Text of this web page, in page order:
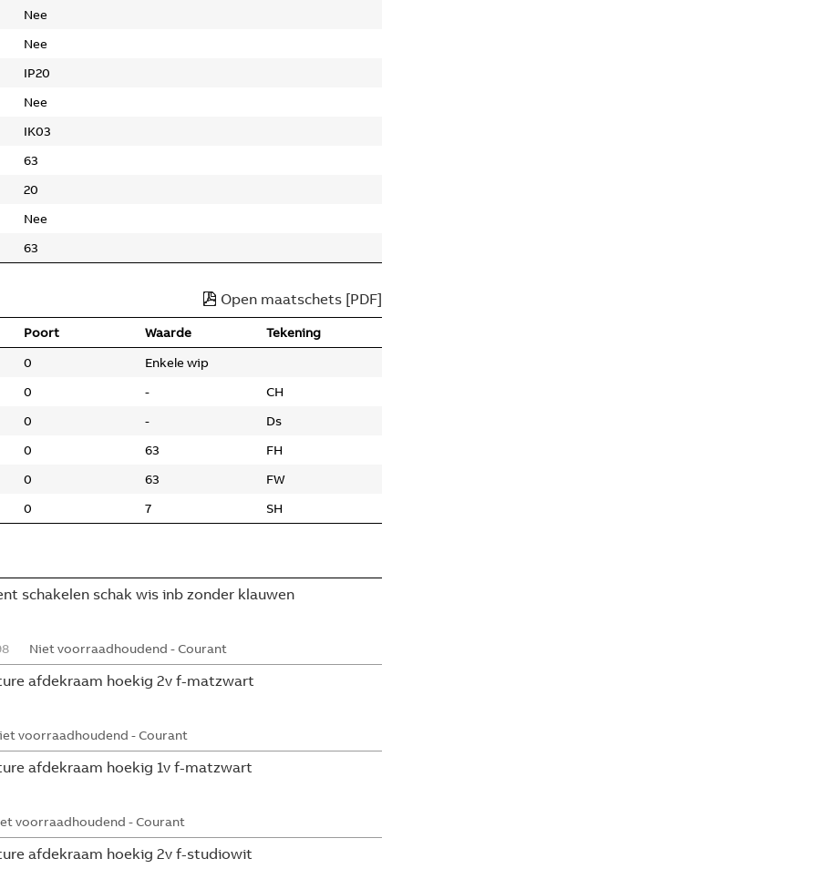
Nee
Nee
IP20
Nee
IK03
63
20
Nee
63
Open maatschets [PDF]
Poort Waarde
Tekening
0
Enkele wip
0 -
CH
0 -
Ds
0 63
FH
0 63
FW
0 7 SH
schakelen schak wis inb zonder klauwen
Niet voorraadhoudend - Courant
afdekraam hoekig 2v f-matzwart
voorraadhoudend - Courant
afdekraam hoekig 1v f-matzwart
voorraadhoudend - Courant
afdekraam hoekig 2v f-studiowit